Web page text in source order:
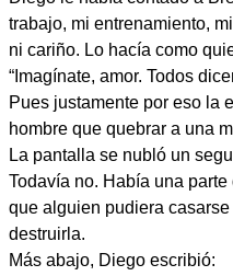
trabajo, mi entrenamiento,
ni cariño. Lo hacía como
“Imagínate, amor. Todos
Pues justamente por eso la
hombre que quebrar a una
La pantalla se nubló un
Todavía no. Había una
que alguien pudiera
destruirla.
Más abajo, Diego escribió: